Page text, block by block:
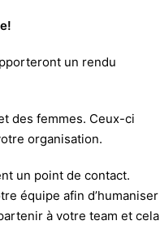
un rendu
des femmes. Ceux-ci
organisation.
un point de contact.
équipe afin d’humaniser
à votre team et cela